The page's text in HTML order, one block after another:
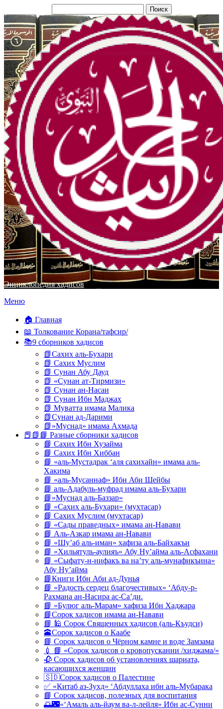
Энциклопедия хадисов
Перейти
содержимому
Меню
🏠 Главная
📖 Толкование Корана/тафсир/
📚9 сборников хадисов
📗Сахих аль-Бухари
📗 Сахих Муслим
📗 Сунан Абу Дауд
📗 «Сунан ат-Тирмизи»
📗 Сунан ан-Насаи
📗 Сунан Ибн Маджах
📗 Муватта имама Малика
📗Сунан ад-Дарими
📗»Муснад» имама Ахмада
📕📗📘 Разные сборники хадисов
📘 Сахих Ибн Хузайма
📘 Сахих Ибн Хиббан
📘 «аль-Мустадрак ‘аля сахихайн» имама аль-
Хакима
📘 «аль-Мусаннаф» Ибн Аби Шейбы
📘 аль-Адабуль-муфрад имама аль-Бухари
📘»Муснад аль-Баззар»
📘 «Сахих аль-Бухари» (мухтасар)
📘 Сахих Муслим (мухтасар)
📘 «Сады праведных» имама ан-Навави
📘 Аль-Азкар имама ан-Навави
📘 «Шу’аб аль-иман» хафиза аль-Байхакъи
📘 «Хильятуль-аулияъ» Абу Ну’айма аль-Асфахани
📘 «Сыфату-н-нифакъ ва на’ту аль-мунафикъина»
Абу Ну’айма
📘Книги Ибн Аби ад-Дунья
📘 «Радость сердец благочестивых» ‘Абду-р-
Рахмана ан-Насира ас-Са’ди.
📘 «Булюг аль-Марам» хафиза Ибн Хаджара
📘Сорок хадисов имама ан-Навави
📘 🕌 Сорок Священных хадисов (аль-Къудси)
🕋Сорок хадисов о Каабе
📘 Сорок хадисов о Чёрном камне и воде Замзама
💉 📘 «Сорок хадисов о кровопускании /хиджама/»
🥀 Сорок хадисов об установлениях шариата,
касающихся женщин
🇸🇩Сорок хадисов о Палестине
✅ «Китаб аз-Зухд» ‘Абдуллаха ибн аль-Мубарака
📘 Сорок хадисов, полезных для воспитания
🌅🌃«‘Амаль аль-йаум ва-л-лейля» Ибн ас-Сунни